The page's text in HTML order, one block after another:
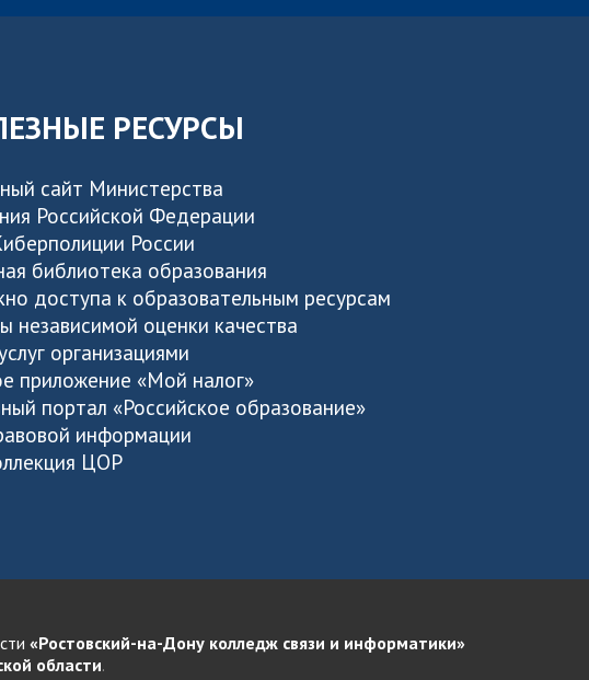
РЕСУРСЫ
сайт Министерства
Российской Федерации
России
библиотека образования
доступа к образовательным ресурсам
независимой оценки качества
организациями
приложение «Мой налог»
портал «Российское образование»
информации
ЦОР
«Ростовский-на-Дону колледж связи и информатики»
области.